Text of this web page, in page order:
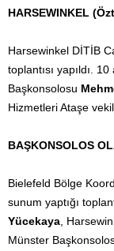
HARSEWINKEL
Harsewinkel DİTİB
toplantısı yapıldı.
Başkonsolosu
Hizmetleri Ataşe
BAŞKONSOLOS
Bielefeld Bölge
sunum yaptığı
Yücekaya ,
Münster